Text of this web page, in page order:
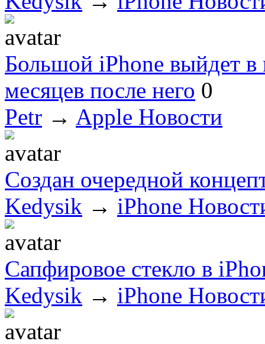
Большой iPhone выйдет в
месяцев после него 0
Petr → Apple Новости
Создан очередной
Kedysik → iPhone
Сапфировое стекло в
Kedysik → iPhone